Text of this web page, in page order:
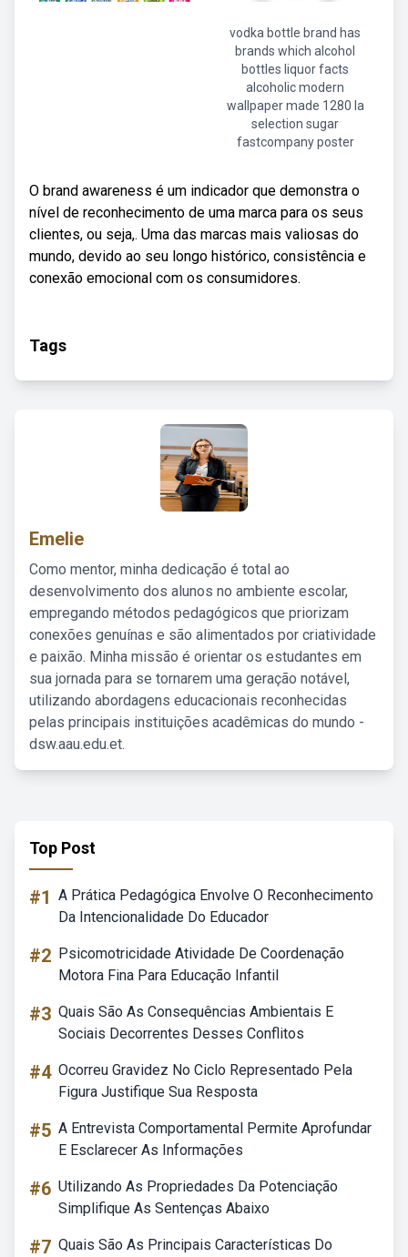
vodka bottle brand has
brands which alcohol
bottles liquor facts
alcoholic modern
wallpaper made 1280 la
selection sugar
fastcompany poster
O brand awareness é um indicador que demonstra o
nível de reconhecimento de uma marca para os seus
clientes, ou seja,. Uma das marcas mais valiosas do
mundo, devido ao seu longo histórico, consistência e
conexão emocional com os consumidores.
Tags
Emelie
Como mentor, minha dedicação é total ao
desenvolvimento dos alunos no ambiente escolar,
empregando métodos pedagógicos que priorizam
conexões genuínas e são alimentados por criatividade
e paixão. Minha missão é orientar os estudantes em
sua jornada para se tornarem uma geração notável,
utilizando abordagens educacionais reconhecidas
pelas principais instituições acadêmicas do mundo -
dsw.aau.edu.et.
Top Post
#1 A Prática Pedagógica Envolve O Reconhecimento
Da Intencionalidade Do Educador
#2 Psicomotricidade Atividade De Coordenação
Motora Fina Para Educação Infantil
#3 Quais São As Consequências Ambientais E
Sociais Decorrentes Desses Conflitos
#4 Ocorreu Gravidez No Ciclo Representado Pela
Figura Justifique Sua Resposta
#5 A Entrevista Comportamental Permite Aprofundar
E Esclarecer As Informações
#6 Utilizando As Propriedades Da Potenciação
Simplifique As Sentenças Abaixo
#7 Quais São As Principais Características Do